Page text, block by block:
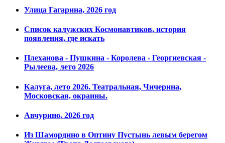
Улица Гагарина, 2026 год
Список калужских Космонавтиков, история
появления, где искать
Плеханова - Пушкина - Королева - Георгиевская -
Рылеева, лето 2026
Калуга, лето 2026. Театральная, Чичерина,
Московская, окраины.
Авчурино, 2026 год
Из Шамордино в Оптину Пустынь левым берегом